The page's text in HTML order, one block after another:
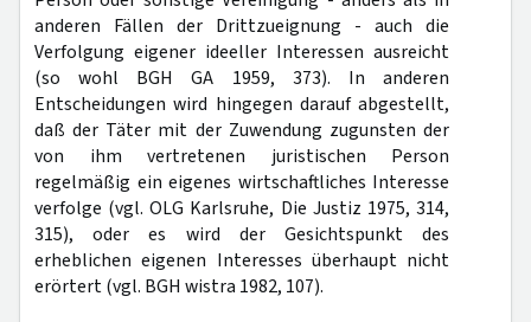
anderen Fällen der Drittzueignung - auch die
Verfolgung eigener ideeller Interessen ausreicht
(so wohl BGH GA 1959, 373). In anderen
Entscheidungen wird hingegen darauf abgestellt,
daß der Täter mit der Zuwendung zugunsten der
von ihm vertretenen juristischen Person
regelmäßig ein eigenes wirtschaftliches Interesse
verfolge (vgl. OLG Karlsruhe, Die Justiz 1975, 314,
315), oder es wird der Gesichtspunkt des
erheblichen eigenen Interesses überhaupt nicht
erörtert (vgl. BGH wistra 1982, 107).